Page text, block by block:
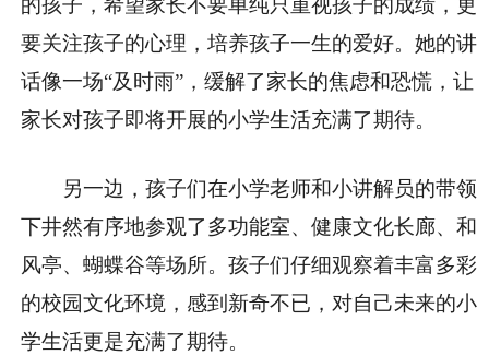
的孩子，希望家长不要单纯只重视孩子的成绩，更
要关注孩子的心理，培养孩子一生的爱好。她的讲
话像一场“及时雨”，缓解了家长的焦虑和恐慌，让
家长对孩子即将开展的小学生活充满了期待。
另一边，孩子们在小学老师和小讲解员的带领
下井然有序地参观了多功能室、健康文化长廊、和
风亭、蝴蝶谷等场所。孩子们仔细观察着丰富多彩
的校园文化环境，感到新奇不已，对自己未来的小
学生活更是充满了期待。